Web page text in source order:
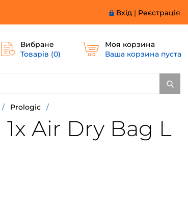
Вхід | Реєстрація
Вибране
Товарів (0)
Моя корзина
Ваша корзина пуста
/ Prologic /
Air Dry Bag L